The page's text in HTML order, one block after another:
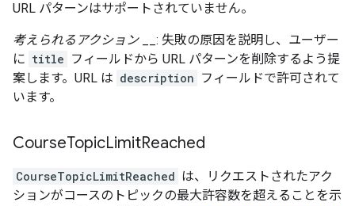
URL パターンはサポートされていません。
考えられるアクション__: 失敗の原因を説明し、ユーザー
に title フィールドから URL パターンを削除するよう提
案します。URL は description フィールドで許可されて
います。
CourseTopicLimitReached
CourseTopicLimitReached は、リクエストされたアク
ションがコースのトピックの最大許容数を超えることを示